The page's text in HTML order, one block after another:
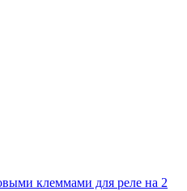
клеммами для реле на 2